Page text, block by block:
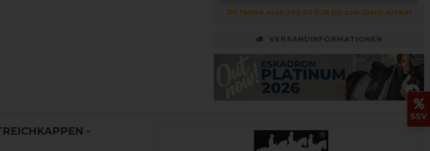
Dir fehlen noch 200,00 EUR bis zum Gratis-Artikel
VERSANDINFORMATIONEN
-
SSV